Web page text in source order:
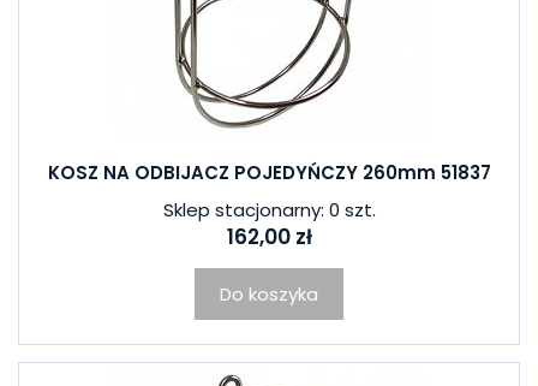
KOSZ NA ODBIJACZ POJEDYŃCZY 260mm 51837
Sklep stacjonarny: 0 szt.
162,00 zł
Do koszyka